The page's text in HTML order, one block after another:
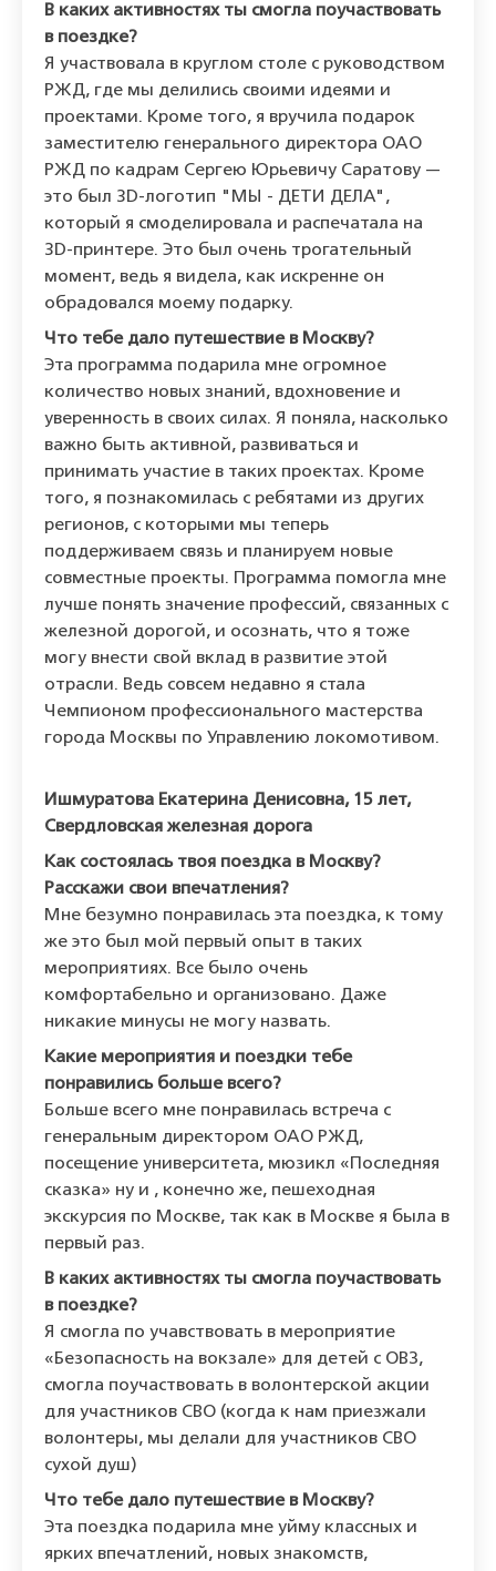
В каких активностях ты смогла поучаствовать
в поездке?
Я участвовала в круглом столе с руководством
РЖД, где мы делились своими идеями и
проектами. Кроме того, я вручила подарок
заместителю генерального директора ОАО
РЖД по кадрам Сергею Юрьевичу Саратову —
это был 3D-логотип "МЫ - ДЕТИ ДЕЛА",
который я смоделировала и распечатала на
3D-принтере. Это был очень трогательный
момент, ведь я видела, как искренне он
обрадовался моему подарку.
Что тебе дало путешествие в Москву?
Эта программа подарила мне огромное
количество новых знаний, вдохновение и
уверенность в своих силах. Я поняла, насколько
важно быть активной, развиваться и
принимать участие в таких проектах. Кроме
того, я познакомилась с ребятами из других
регионов, с которыми мы теперь
поддерживаем связь и планируем новые
совместные проекты. Программа помогла мне
лучше понять значение профессий, связанных с
железной дорогой, и осознать, что я тоже
могу внести свой вклад в развитие этой
отрасли. Ведь совсем недавно я стала
Чемпионом профессионального мастерства
города Москвы по Управлению локомотивом.
Ишмуратова Екатерина Денисовна, 15 лет,
Свердловская железная дорога
Как состоялась твоя поездка в Москву?
Расскажи свои впечатления?
Мне безумно понравилась эта поездка, к тому
же это был мой первый опыт в таких
мероприятиях. Все было очень
комфортабельно и организовано. Даже
никакие минусы не могу назвать.
Какие мероприятия и поездки тебе
понравились больше всего?
Больше всего мне понравилась встреча с
генеральным директором ОАО РЖД,
посещение университета, мюзикл «Последняя
сказка» ну и , конечно же, пешеходная
экскурсия по Москве, так как в Москве я была в
первый раз.
В каких активностях ты смогла поучаствовать
в поездке?
Я смогла по учавствовать в мероприятие
«Безопасность на вокзале» для детей с ОВЗ,
смогла поучаствовать в волонтерской акции
для участников СВО (когда к нам приезжали
волонтеры, мы делали для участников СВО
сухой душ)
Что тебе дало путешествие в Москву?
Эта поездка подарила мне уйму классных и
ярких впечатлений, новых знакомств,